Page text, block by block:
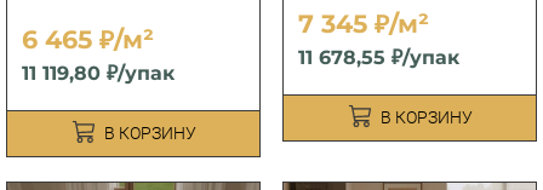
6 465 ₽/м²
11 119,80 ₽/упак
В КОРЗИНУ
7 345 ₽/м²
11 678,55 ₽/упак
В КОРЗИНУ